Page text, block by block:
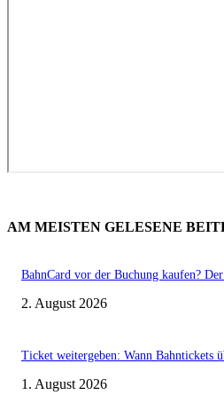
AM MEISTEN GELESENE
BahnCard vor der Buchung kaufen?
2. August 2026
Ticket weitergeben: Wann Bahntickets
1. August 2026